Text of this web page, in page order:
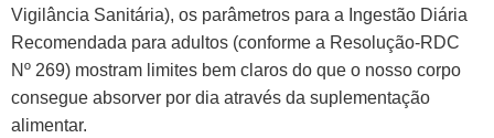
Vigilância Sanitária), os parâmetros para a Ingestão Diária
Recomendada para adultos (conforme a Resolução-RDC
Nº 269) mostram limites bem claros do que o nosso corpo
consegue absorver por dia através da suplementação
alimentar.